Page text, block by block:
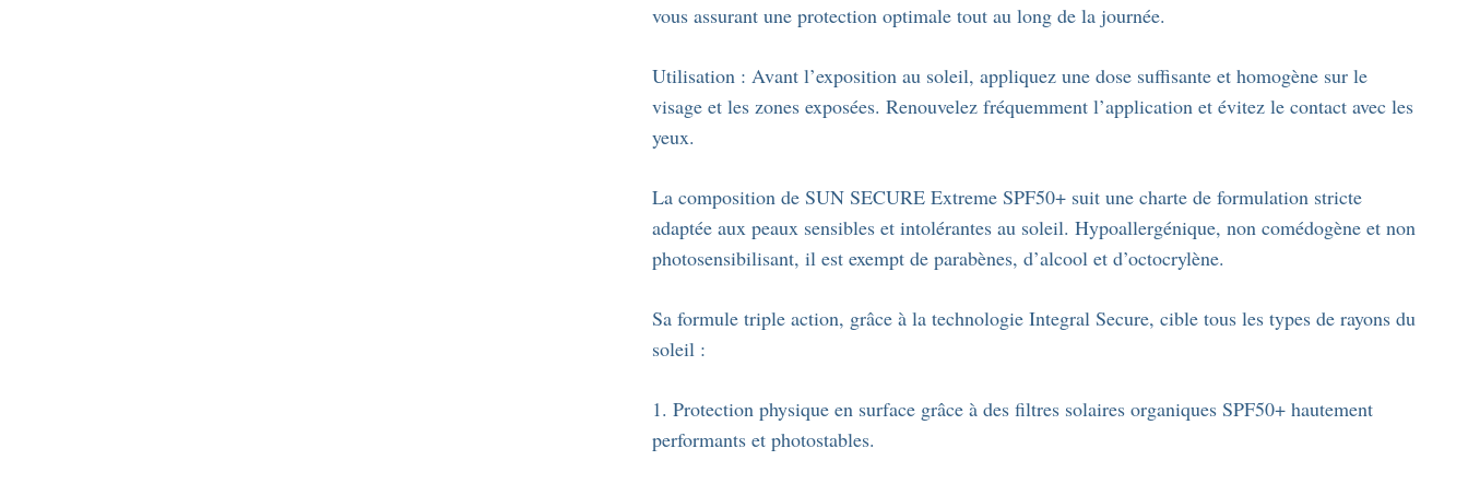
vous assurant une protection optimale tout au long de la journée.
Utilisation : Avant l’exposition au soleil, appliquez une dose suffisante et homogène sur le
visage et les zones exposées. Renouvelez fréquemment l’application et évitez le contact avec les
yeux.
La composition de SUN SECURE Extreme SPF50+ suit une charte de formulation stricte
adaptée aux peaux sensibles et intolérantes au soleil. Hypoallergénique, non comédogène et non
photosensibilisant, il est exempt de parabènes, d’alcool et d’octocrylène.
Sa formule triple action, grâce à la technologie Integral Secure, cible tous les types de rayons du
soleil :
1. Protection physique en surface grâce à des filtres solaires organiques SPF50+ hautement
performants et photostables.